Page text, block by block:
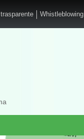
Whistleblowing